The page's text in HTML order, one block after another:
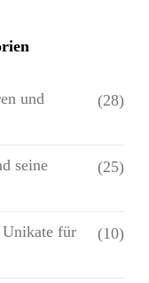
und
(28)
seine
(25)
Unikate für
(10)